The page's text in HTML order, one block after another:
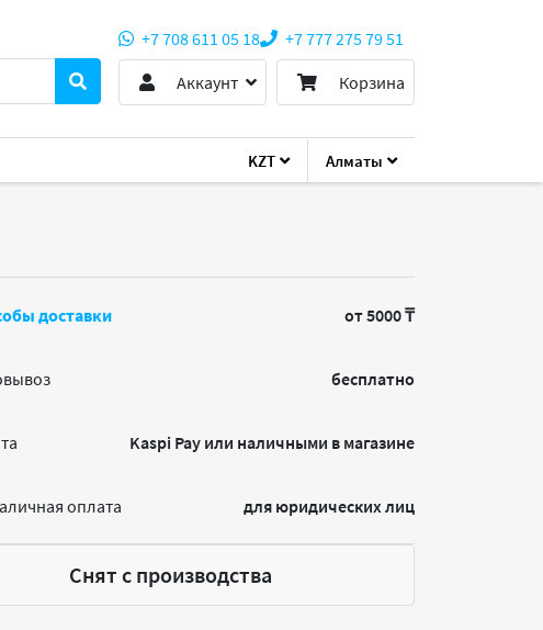
KZT Алматы
+7 708 611 05 18
+7 777 275 79 51
Аккаунт
Корзина
доставки от 5000 ₸
бесплатно
Kaspi Pay или наличными в магазине
оплата для юридических лиц
Снят с производства